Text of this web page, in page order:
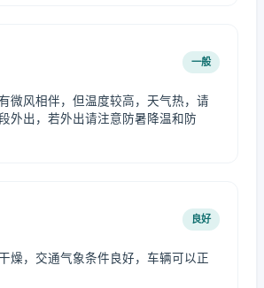
一般
微风相伴，但温度较高，天气热，请
外出，若外出请注意防暑降温和防
良好
燥，交通气象条件良好，车辆可以正